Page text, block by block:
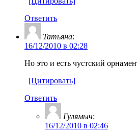
Ответить
Татьяна:
16/12/2010 в 02:28
Но это и есть чустский
[Цитировать]
Ответить
Гулямыч:
16/12/2010 в 02:46